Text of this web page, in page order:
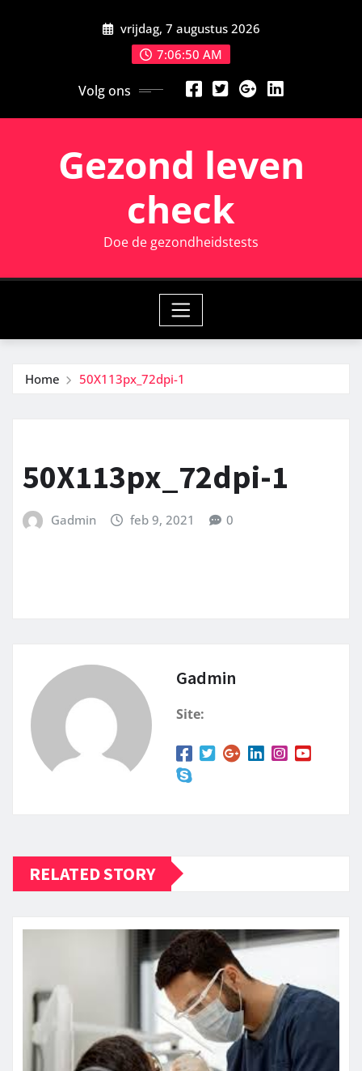
vrijdag, 7 augustus 2026
7:06:51 AM
Volg ons
Gezond leven
check
Doe de gezondheidstests
Home 50X113px_72dpi-1
50X113px_72dpi-1
Gadmin feb 9, 2021 0
Gadmin
Site:
RELATED STORY